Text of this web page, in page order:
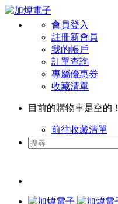
會員登入
註冊新會員
我的帳戶
訂單查詢
專屬優惠券
收藏清單
目前的購物車是空的！
前往收藏清單